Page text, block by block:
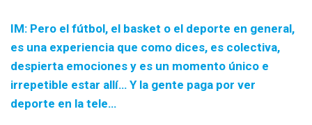
IM: Pero el fútbol, el basket o el deporte en general,
es una experiencia que como dices, es colectiva,
despierta emociones y es un momento único e
irrepetible estar allí… Y la gente paga por ver
deporte en la tele…